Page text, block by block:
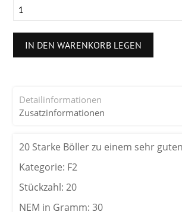
IN DEN WARENKORB LEGEN
Detailinformationen
Zusatzinformationen
20 Starke Böller zu einem sehr
Kategorie: F2
Stückzahl: 20
NEM in Gramm: 30